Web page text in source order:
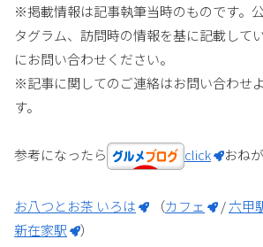
※掲載情報は記事執筆当時のものです。
タグラム、訪問時の情報を基に記載して
にお問い合わせください。
※記事に関してのご連絡はお問い合わせ
す。
参考になったら click おね
お八つとお茶 いろは （カフェ /六甲
新在家駅
）